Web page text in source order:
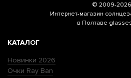
© 2009-2026
Интернет-магазин
в Полтаве
КАТАЛОГ
Новинки 2026
Очки Ray Ban